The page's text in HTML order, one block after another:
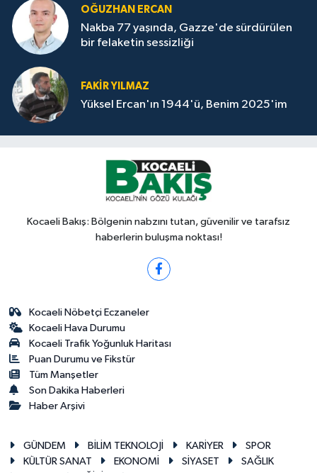
OĞUZHAN ERCAN
Nakba 77 yaşında, Gazze'de sürdürülen
bir felaketin sessizliği
FAKİR YILMAZ
Yüksel Ercan'ın 1944'ü, Benim 2025'im
Kocaeli Bakış: Bölgenin nabzını tutan, güvenilir ve tarafsız
haberlerin buluşma noktası!
Kocaeli Nöbetçi Eczaneler
Kocaeli Hava Durumu
Kocaeli Trafik Yoğunluk Haritası
Puan Durumu ve Fikstür
Tüm Manşetler
Son Dakika Haberleri
Haber Arşivi
GÜNDEM BİLİM TEKNOLOJİ KARİYER
SPOR
KÜLTÜR SANAT
EKONOMİ SİYASET
SAĞLIK